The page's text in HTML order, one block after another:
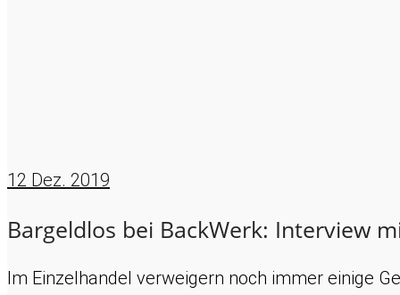
12 Dez. 2019
Bargeldlos bei BackWerk: Interview
Im Einzelhandel verweigern noch immer einige